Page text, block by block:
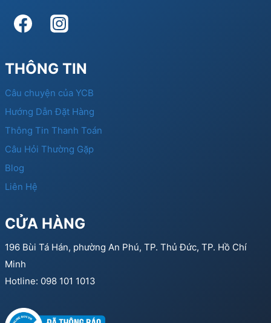
THÔNG TIN
Câu chuyện của YCB
Hướng Dẫn Đặt Hàng
Thông Tin Thanh Toán
Câu Hỏi Thường Gặp
Blog
Liên Hệ
CỬA HÀNG
196 Bùi Tá Hán, phường An Phú, TP. Thủ Đức, TP. Hồ Chí
Minh
Hotline: 098 101 1013